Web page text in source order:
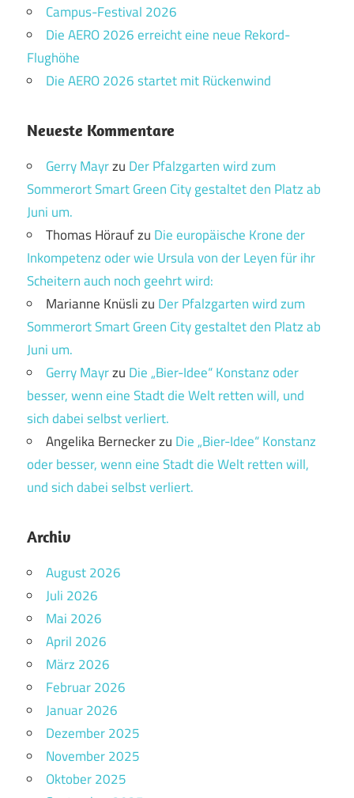
Campus-Festival 2026
Die AERO 2026 erreicht eine neue Rekord-
Flughöhe
Die AERO 2026 startet mit Rückenwind
Neueste Kommentare
Gerry Mayrzu Der Pfalzgarten wird zum
Sommerort Smart Green City gestaltet den Platz ab
Juni um.
Thomas Höraufzu Die europäische Krone der
Inkompetenz oder wie Ursula von der Leyen für ihr
Scheitern auch noch geehrt wird:
Marianne Knüslizu Der Pfalzgarten wird zum
Sommerort Smart Green City gestaltet den Platz ab
Juni um.
Gerry Mayrzu Die „Bier-Idee“ Konstanz oder
besser, wenn eine Stadt die Welt retten will, und
sich dabei selbst verliert.
Angelika Berneckerzu Die „Bier-Idee“ Konstanz
oder besser, wenn eine Stadt die Welt retten will,
und sich dabei selbst verliert.
Archiv
August 2026
Juli 2026
Mai 2026
April 2026
März 2026
Februar 2026
Januar 2026
Dezember 2025
November 2025
Oktober 2025